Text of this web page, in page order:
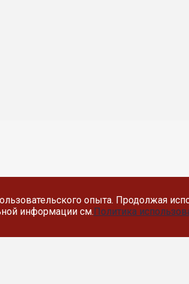
опыта. Продолжая
информации см.Политика